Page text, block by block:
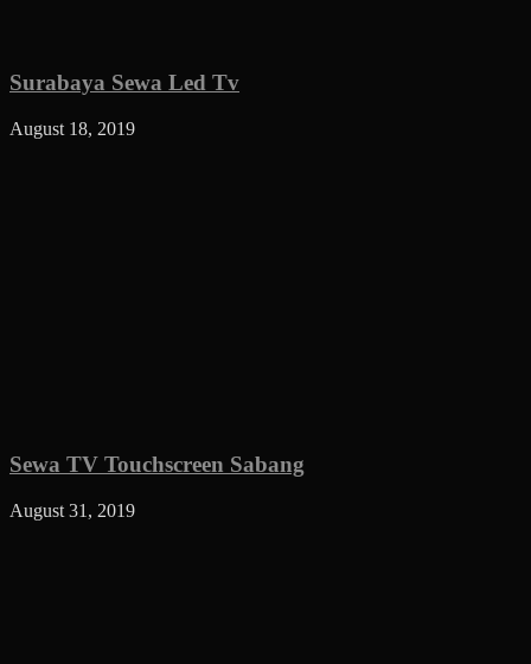
Surabaya Sewa Led Tv
August 18, 2019
Sewa TV Touchscreen Sabang
August 31, 2019